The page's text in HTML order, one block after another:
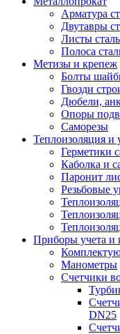
Арматура
Двутавры
Листы
Полоса
Метизы и крепеж
Болты
Гвозди
Дюбели,
Опоры
Саморезы
Теплоизоляция и
Герметики
Каболка и
Паронит
Резьбовые
Приборы учета и
Манометры
Счетчики
DN25